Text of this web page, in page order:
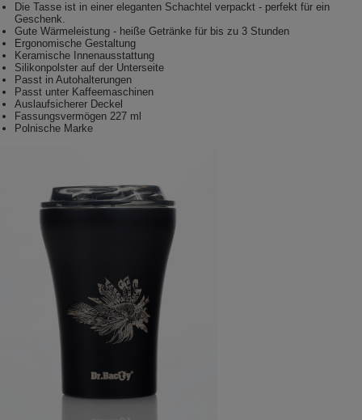
Die Tasse ist in einer eleganten Schachtel verpackt - perfekt für ein
Geschenk.
Gute Wärmeleistung - heiße Getränke für bis zu 3 Stunden
Ergonomische Gestaltung
Keramische Innenausstattung
Silikonpolster auf der Unterseite
Passt in Autohalterungen
Passt unter Kaffeemaschinen
Auslaufsicherer Deckel
Fassungsvermögen 227 ml
Polnische Marke